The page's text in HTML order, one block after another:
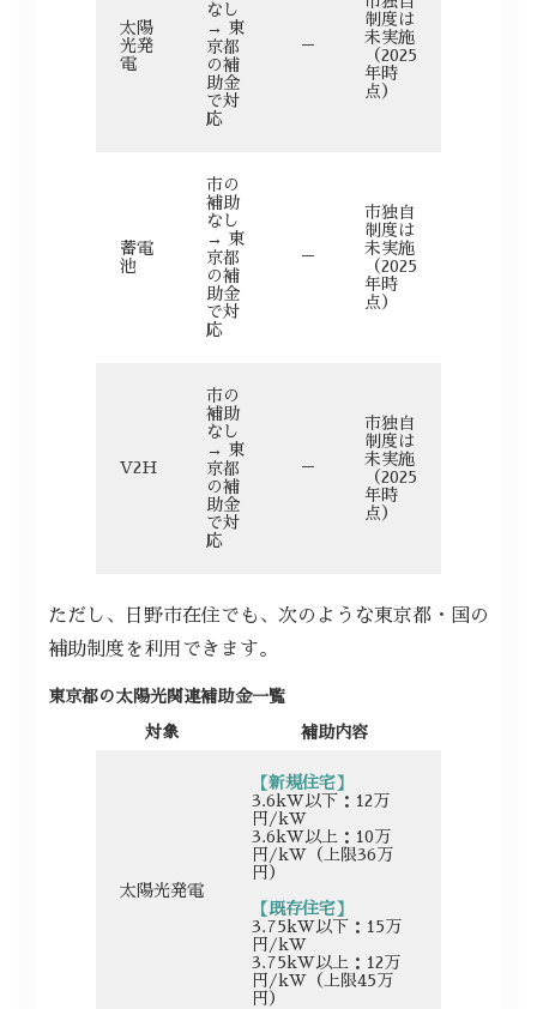
太陽
光発
電
なし
→ 東
京都
の補
助金
で対
応
－
制度は
未実施
（2025
年時
点）
蓄電
池
市の
補助
なし
→ 東
京都
の補
助金
で対
応
－
市独自
制度は
未実施
（2025
年時
点）
V2H
市の
補助
なし
→ 東
京都
の補
助金
で対
応
－
市独自
制度は
未実施
（2025
年時
点）
ただし、日野市在住でも、次のような東京都・国の
補助制度を利用できます。
東京都の太陽光関連補助金一覧
対象 補助内容
太陽光発電
【新規住宅】
3.6kW以下：12万
円/kW
3.6kW以上：10万
円/kW（上限36万
円）
【既存住宅】
3.75kW以下：15万
円/kW
3.75kW以上：12万
円/kW（上限45万
円）